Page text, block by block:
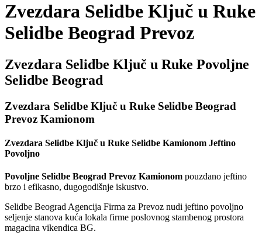
Zvezdara Selidbe Ključ u Ruke
Selidbe Beograd Prevoz
Zvezdara Selidbe Ključ u Ruke Povoljne
Selidbe Beograd
Zvezdara Selidbe Ključ u Ruke Selidbe Beograd
Prevoz Kamionom
Zvezdara Selidbe Ključ u Ruke Selidbe Kamionom Jeftino
Povoljno
Povoljne Selidbe Beograd Prevoz Kamionom pouzdano jeftino
brzo i efikasno, dugogodišnje iskustvo.
Selidbe Beograd Agencija Firma za Prevoz nudi jeftino povoljno
seljenje stanova kuća lokala firme poslovnog stambenog prostora
magacina vikendica BG.